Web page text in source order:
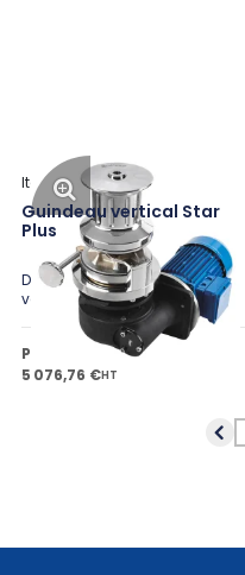
Guindeau vertical Star
Plus
Italwinch
Disponible en plusieurs
variantes
Prix public à partir de
5 076,76 €HT